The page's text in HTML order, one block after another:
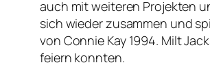
auch mit weiteren Projekten
sich wieder zusammen und
von Connie Kay 1994. Milt
feiern konnten.